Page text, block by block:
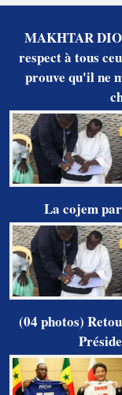
MAKHTAR
respect à tous
prouve qu'il ne
La cojem
(04 photos)